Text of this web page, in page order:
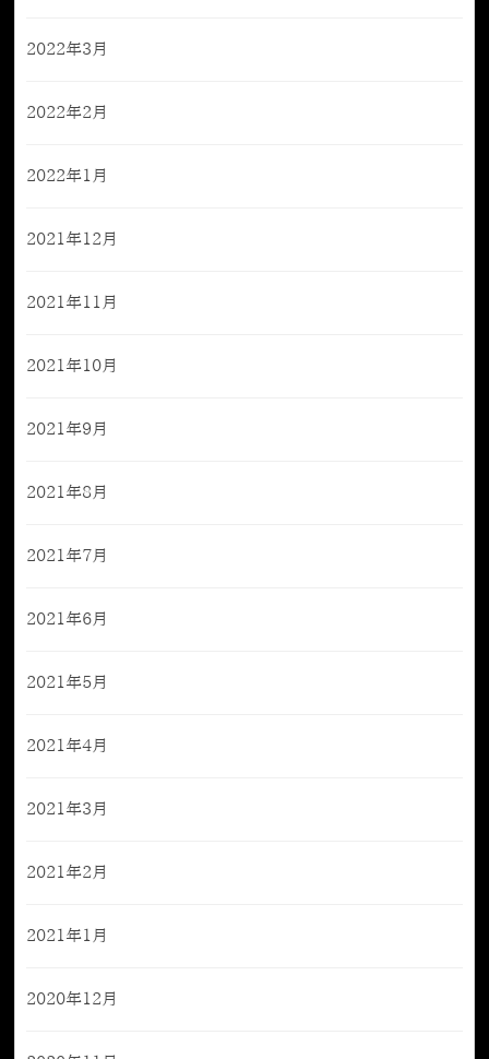
2022年3月
2022年2月
2022年1月
2021年12月
2021年11月
2021年10月
2021年9月
2021年8月
2021年7月
2021年6月
2021年5月
2021年4月
2021年3月
2021年2月
2021年1月
2020年12月